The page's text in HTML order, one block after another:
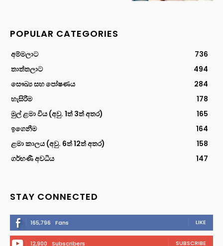
POPULAR CATEGORIES
අම්මලාට
736
තාත්තලාට
494
සෞඛ්‍ය සහ පෝෂණය
284
හැසිරීම
178
මුල් ළමා විය (අවු. 1ත් 3ත් අතර)
165
ඉගෙනීම
164
ළමා කාලය (අවු. 6ත් 12ත් අතර)
158
ගර්භණී අවධිය
147
STAY CONNECTED
165,796 Fans LIKE
12,900 Subscribers SUBSCRIBE